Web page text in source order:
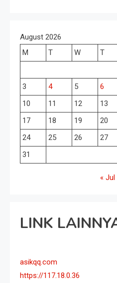
August 2026
M
T W T
3
4 5 6
10
11 12 13
17
18 19 20
24
25 26 27
31
« Jul
LINK
asikqq.com
https://117.18.0.36